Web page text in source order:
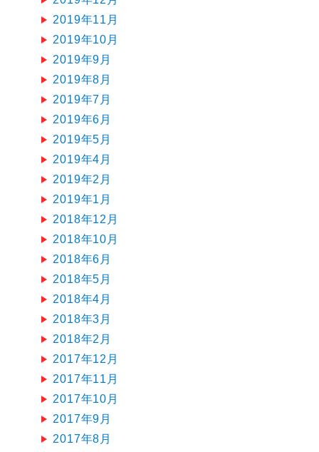
2019年11月
2019年10月
2019年9月
2019年8月
2019年7月
2019年6月
2019年5月
2019年4月
2019年2月
2019年1月
2018年12月
2018年10月
2018年6月
2018年5月
2018年4月
2018年3月
2018年2月
2017年12月
2017年11月
2017年10月
2017年9月
2017年8月